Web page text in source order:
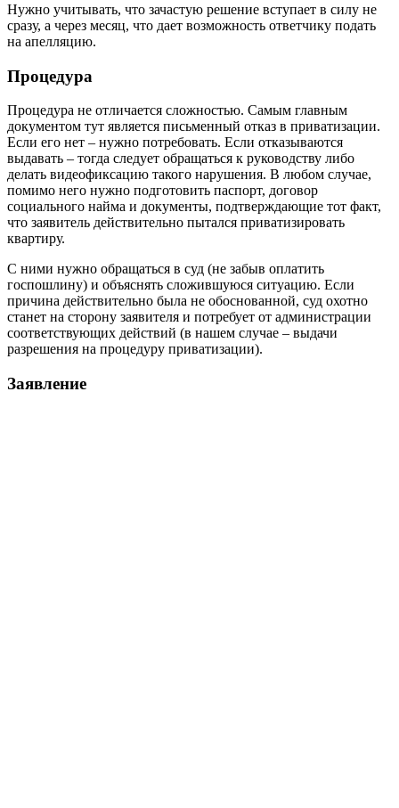
Нужно учитывать, что зачастую решение вступает в силу не
сразу, а через месяц, что дает возможность ответчику подать
на апелляцию.
Процедура
Процедура не отличается сложностью. Самым главным
документом тут является письменный отказ в приватизации.
Если его нет – нужно потребовать. Если отказываются
выдавать – тогда следует обращаться к руководству либо
делать видеофиксацию такого нарушения. В любом случае,
помимо него нужно подготовить паспорт, договор
социального найма и документы, подтверждающие тот факт,
что заявитель действительно пытался приватизировать
квартиру.
С ними нужно обращаться в суд (не забыв оплатить
госпошлину) и объяснять сложившуюся ситуацию. Если
причина действительно была не обоснованной, суд охотно
станет на сторону заявителя и потребует от администрации
соответствующих действий (в нашем случае – выдачи
разрешения на процедуру приватизации).
Заявление